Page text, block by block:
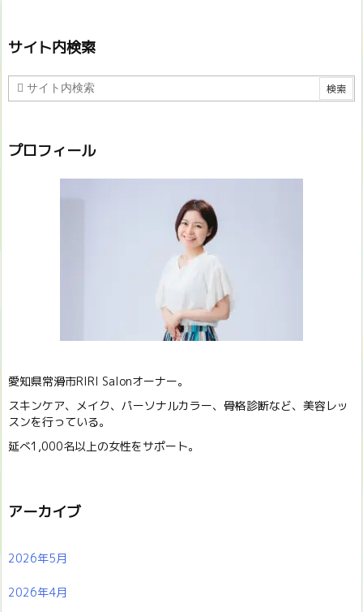
サイト内検索
プロフィール
愛知県常滑市RIRI Salonオーナー。
スキンケア、メイク、パーソナルカラー、骨格診断など、美容レッ
スンを行っている。
延べ1,000名以上の女性をサポート。
アーカイブ
2026年5月
2026年4月